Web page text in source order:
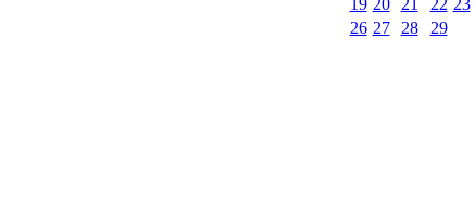
19 20 21 22 23
26 27 28 29